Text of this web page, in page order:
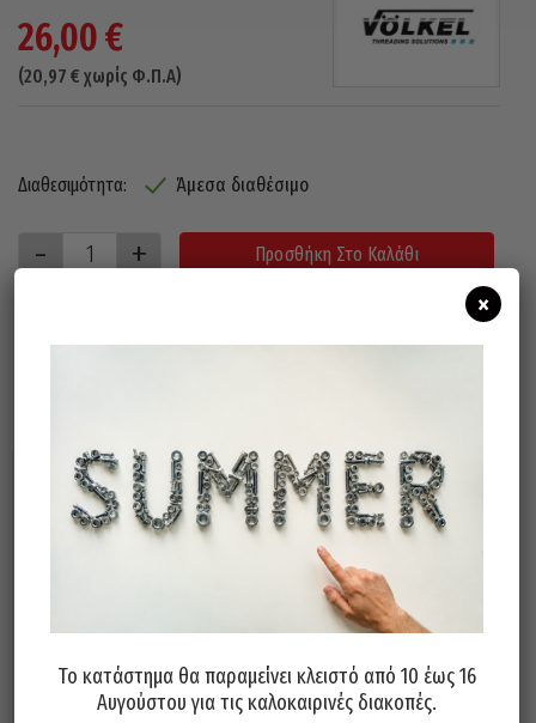
26,00€
(20,97 € χωρίς Φ.Π.Α)
Διαθεσιμότητα: Άμεσα διαθέσιμο
Προσθήκη Στο Καλάθι
Τρυπανοκολαούζο Μηχανής
Τρυπανοκολαούζο Με
Το κατάστημα θα παραμείνει κλειστό από 10 έως 16
Αυγούστου για τις καλοκαιρινές διακοπές.
×